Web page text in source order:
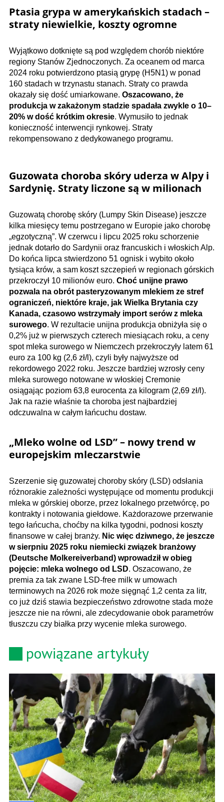
Ptasia grypa w amerykańskich stadach –
straty niewielkie, koszty ogromne
Wyjątkowo dotknięte są pod względem chorób niektóre
regiony Stanów Zjednoczonych. Za oceanem od marca
2024 roku potwierdzono ptasią grypę (H5N1) w ponad
160 stadach w trzynastu stanach. Straty co prawda
okazały się dość umiarkowane. Oszacowano, że
produkcja w zakażonym stadzie spadała zwykle o 10–
20% w dość krótkim okresie. Wymusiło to jednak
konieczność interwencji rynkowej. Straty
rekompensowano z dedykowanego programu.
Guzowata choroba skóry uderza w Alpy i
Sardynię. Straty liczone są w milionach
Guzowatą chorobę skóry (Lumpy Skin Disease) jeszcze
kilka miesięcy temu postrzegano w Europie jako chorobę
„egzotyczną”. W czerwcu i lipcu 2025 roku schorzenie
jednak dotarło do Sardynii oraz francuskich i włoskich Alp.
Do końca lipca stwierdzono 51 ognisk i wybito około
tysiąca krów, a sam koszt szczepień w regionach górskich
przekroczył 10 milionów euro. Choć unijne prawo
pozwala na obrót pasteryzowanym mlekiem ze stref
ograniczeń, niektóre kraje, jak Wielka Brytania czy
Kanada, czasowo wstrzymały import serów z mleka
surowego. W rezultacie unijna produkcja obniżyła się o
0,2% już w pierwszych czterech miesiącach roku, a ceny
spot mleka surowego w Niemczech przekroczyły latem 61
euro za 100 kg (2,6 zł/l), czyli były najwyższe od
rekordowego 2022 roku. Jeszcze bardziej wzrosły ceny
mleka surowego notowane w włoskiej Cremonie
osiągając poziom 63,8 eurocenta za kilogram (2,69 zł/l).
Jak na razie właśnie ta choroba jest najbardziej
odczuwalna w całym łańcuchu dostaw.
„Mleko wolne od LSD” – nowy trend w
europejskim mleczarstwie
Szerzenie się guzowatej choroby skóry (LSD) odsłania
różnorakie zależności występujące od momentu produkcji
mleka w górskiej oborze, przez lokalnego przetwórcę, po
kontrakty i notowania giełdowe. Każdorazowe przerwanie
tego łańcucha, choćby na kilka tygodni, podnosi koszty
finansowe w całej branży. Nic więc dziwnego, że jeszcze
w sierpniu 2025 roku niemiecki związek branżowy
(Deutsche Molkereiverband) wprowadził w obieg
pojęcie: mleka wolnego od LSD. Oszacowano, że
premia za tak zwane LSD-free milk w umowach
terminowych na 2026 rok może sięgnąć 1,2 centa za litr,
co już dziś stawia bezpieczeństwo zdrowotne stada może
jeszcze nie na równi, ale zdecydowanie obok parametrów
tłuszczu czy białka przy wycenie mleka surowego.
powiązane artykuły